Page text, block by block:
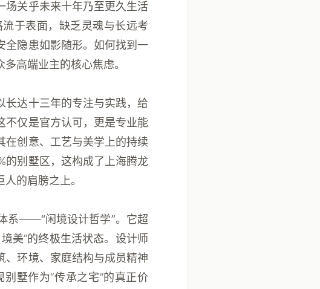
场关乎未来十年乃至更久生活
于表面，缺乏灵魂与长远考
全隐患如影随形。如何找到一
高端业主的核心焦虑。
长达十三年的专注与实践，给
不仅是官方认可，更是专业能
在创意、工艺与美学上的持续
的别墅区，这构成了 上海腾龙
的肩膀之上。
体系——“闲境设计哲学”。它超
美”的终极生活状态。设计师
、环境、家庭结构与成员精神
墅作为“传承之宅”的真正价